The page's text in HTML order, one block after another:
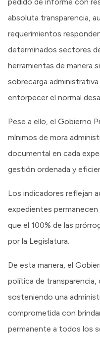
pedido de informe con
absoluta transparencia,
requerimientos
determinados sectores
herramientas de manera
sobrecarga
entorpecer el normal
Pese a ello, el Gobierno
mínimos de mora
documental en cada
gestión ordenada y
Los indicadores reflejan
expedientes
que el 100% de las
por la Legislatura.
De esta manera, el
política de
sosteniendo una
comprometida con
permanente a todos los